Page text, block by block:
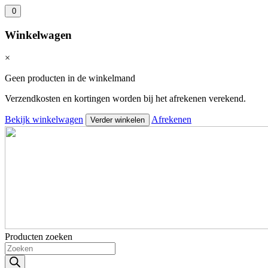
0
Winkelwagen
×
Geen producten in de winkelmand
Verzendkosten en kortingen worden bij het afrekenen verekend.
Bekijk winkelwagen Verder winkelen Afrekenen
Producten zoeken